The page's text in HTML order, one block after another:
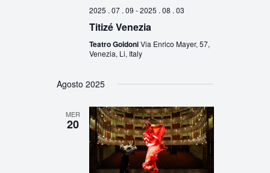
2025 . 07 . 09 -2025 . 08 . 03
Titizé Venezia
Teatro GoldoniVia Enrico Mayer, 57,
Venezia, Li, Italy
Agosto 2025
MER
20